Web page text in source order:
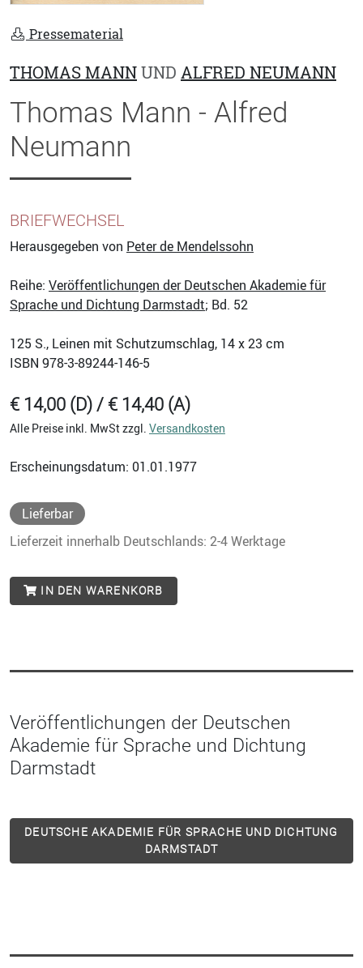
Pressematerial
THOMAS MANNUND ALFRED NEUMANN
Thomas Mann - Alfred
Neumann
BRIEFWECHSEL
Herausgegeben von Peter de Mendelssohn
Reihe: Veröffentlichungen der Deutschen Akademie für
Sprache und Dichtung Darmstadt; Bd. 52
125 S., Leinen mit Schutzumschlag, 14 x 23 cm
ISBN 978-3-89244-146-5
€ 14,00 (D) / € 14,40 (A)
Alle Preise inkl. MwSt zzgl. Versandkosten
Erscheinungsdatum: 01.01.1977
Lieferbar
Lieferzeit innerhalb Deutschlands: 2-4 Werktage
IN DEN WARENKORB
Veröffentlichungen der Deutschen
Akademie für Sprache und Dichtung
Darmstadt
DEUTSCHE AKADEMIE FÜR SPRACHE UND DICHTUNG
DARMSTADT